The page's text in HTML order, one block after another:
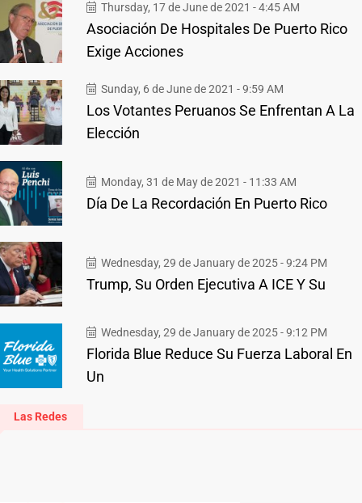
Thursday, 17 de June de 2021 - 4:45 AM
Asociación De Hospitales De Puerto Rico
Exige Acciones
Sunday, 6 de June de 2021 - 9:59 AM
Los Votantes Peruanos Se Enfrentan A La
Elección
Monday, 31 de May de 2021 - 11:33 AM
Día De La Recordación En Puerto Rico
Wednesday, 29 de January de 2025 - 9:24 PM
Trump, Su Orden Ejecutiva A ICE Y Su
Wednesday, 29 de January de 2025 - 9:12 PM
Florida Blue Reduce Su Fuerza Laboral En
Un
Las Redes